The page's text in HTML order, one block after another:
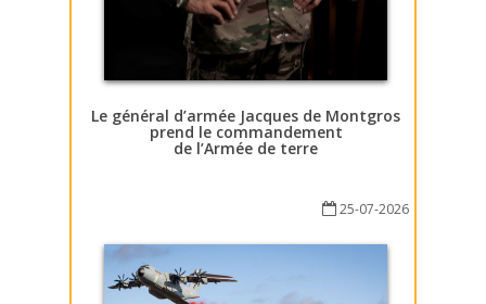
Le général d’armée Jacques de Montgros
prend le commandement
de l’Armée de terre
25-07-2026